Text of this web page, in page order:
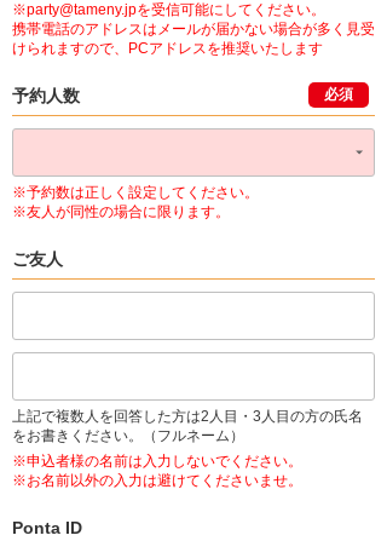
※party@tameny.jpを受信可能にしてください。
携帯電話のアドレスはメールが届かない場合が多く見受
けられますので、PCアドレスを推奨いたします
予約人数 必須
※予約数は正しく設定してください。
※友人が同性の場合に限ります。
ご友人
上記で複数人を回答した方は2人目・3人目の方の氏名
をお書きください。（フルネーム）
※申込者様の名前は入力しないでください。
※お名前以外の入力は避けてくださいませ。
Ponta ID